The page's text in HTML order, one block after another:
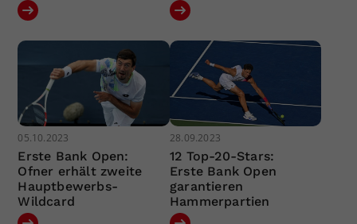
05.10.2023
Erste Bank Open:
Ofner erhält zweite
Hauptbewerbs-
Wildcard
28.09.2023
12 Top-20-Stars:
Erste Bank Open
garantieren
Hammerpartien